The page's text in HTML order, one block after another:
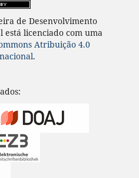
de Desenvolvimento
licenciado com uma
Atribuição 4.0
.